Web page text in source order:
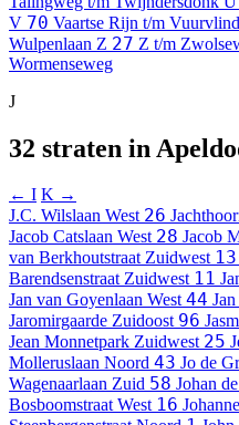
V 70 Vaartse Rijn t/m
Wulpenlaan Z 27 Z t/m
Wormenseweg
J
32 straten in
← I K →
J.C. Wilslaan West 26
Jacob Catslaan West 28 Jacob
van Berkhoutstraat Zuidwest 13
Barendsenstraat Zuidwest 11
Jan van Goyenlaan West 44
Jaromirgaarde Zuidoost 96
Jean Monnetpark Zuidwest 25
Molleruslaan Noord 43 Jo de
Wagenaarlaan Zuid 58 Johan
Bosboomstraat West 16